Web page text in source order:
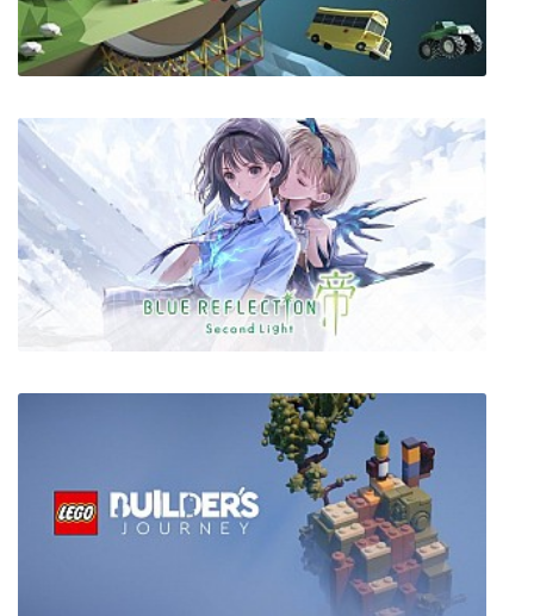
Out of The Hat
Poly Bridge
BLUE REFLECTION: Second Light + все DLC